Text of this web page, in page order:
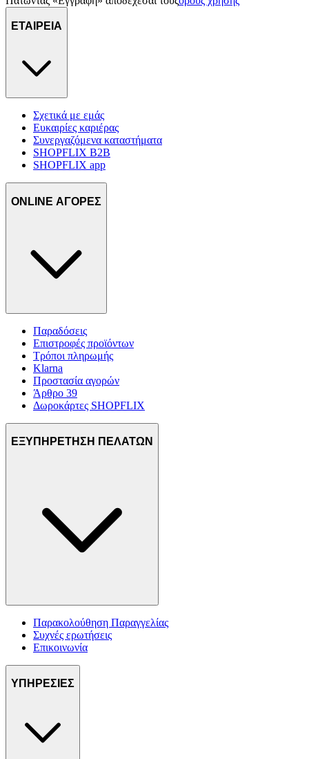
ΕΤΑΙΡΕΙΑ
Σχετικά με εμάς
Ευκαιρίες καριέρας
Συνεργαζόμενα καταστήματα
SHOPFLIX B2B
SHOPFLIX app
ONLINE ΑΓΟΡΕΣ
Παραδόσεις
Επιστροφές προϊόντων
Τρόποι πληρωμής
Klarna
Προστασία αγορών
Άρθρο 39
Δωροκάρτες SHOPFLIX
ΕΞΥΠΗΡΕΤΗΣΗ ΠΕΛΑΤΩΝ
Παρακολούθηση Παραγγελίας
Συχνές ερωτήσεις
Επικοινωνία
ΥΠΗΡΕΣΙΕΣ